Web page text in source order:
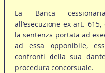
La Banca
all’esecuzione ex art.
la sentenza portata ad
ad essa opponibile,
confronti della sua
procedura concorsuale.